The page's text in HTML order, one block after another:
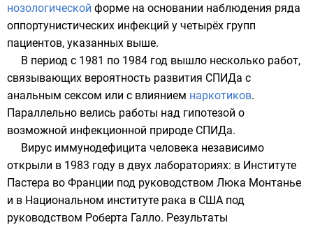
нозологической форме на основании наблюдения ряда
оппортунистических инфекций у четырёх групп
пациентов, указанных выше.
В период с 1981 по 1984 год вышло несколько работ,
связывающих вероятность развития СПИДа с
анальным сексом или с влиянием наркотиков.
Параллельно велись работы над гипотезой о
возможной инфекционной природе СПИДа.
Вирус иммунодефицита человека независимо
открыли в 1983 году в двух лабораториях: в Институте
Пастера во Франции под руководством Люка Монтанье
и в Национальном институте рака в США под
руководством Роберта Галло. Результаты